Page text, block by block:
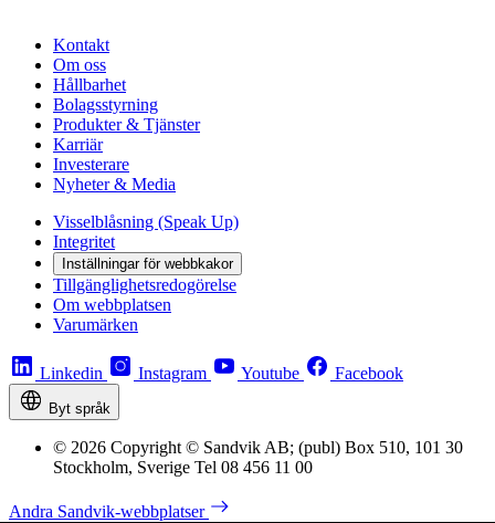
Kontakt
Om oss
Hållbarhet
Bolagsstyrning
Produkter & Tjänster
Karriär
Investerare
Nyheter & Media
Visselblåsning (Speak Up)
Integritet
Inställningar för webbkakor
Tillgänglighetsredogörelse
Om webbplatsen
Varumärken
Linkedin Instagram Youtube Facebook
Byt språk
© 2026 Copyright © Sandvik AB; (publ) Box 510, 101 30
Stockholm, Sverige Tel 08 456 11 00
Andra Sandvik-webbplatser